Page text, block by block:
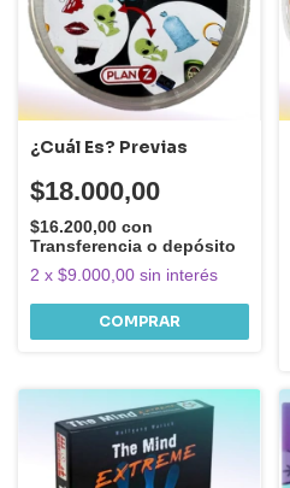
¿Cuál Es? Previas
$18.000,00
$16.200,00 con
Transferencia o depósito
2 x $9.000,00 sin interés